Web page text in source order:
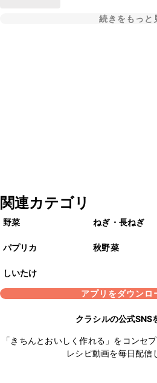
続きをもっと
関連カテゴリ
野菜 ねぎ・長ねぎ
パプリカ 秋野菜
しいたけ
アプリをダウンロ
クラシルの公式SNS
「きちんとおいしく作れる」をコンセ
レシピ動画を毎日配信